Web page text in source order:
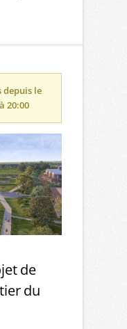
depuis le
20:00
de
du